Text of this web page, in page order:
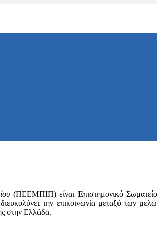
(ΠΕΕΜΠΙΠ) είναι Επιστημονικό Σωματείο
την επικοινωνία μεταξύ των
στην Ελλάδα.